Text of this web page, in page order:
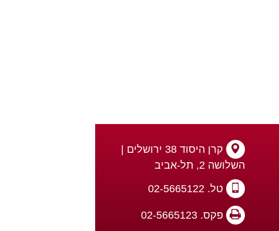
קרן היסוד 38 ירושלים |
השלושה 2, תל-אביב
טל. 02-5665122
פקס. 02-5665123